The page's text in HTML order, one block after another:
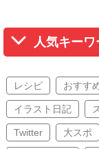
人気キーワ
レシピ おすす
イラスト日記
Twitter 大スポ